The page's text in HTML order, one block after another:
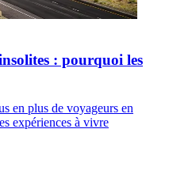
: pourquoi les
en plus de voyageurs en
expériences à vivre